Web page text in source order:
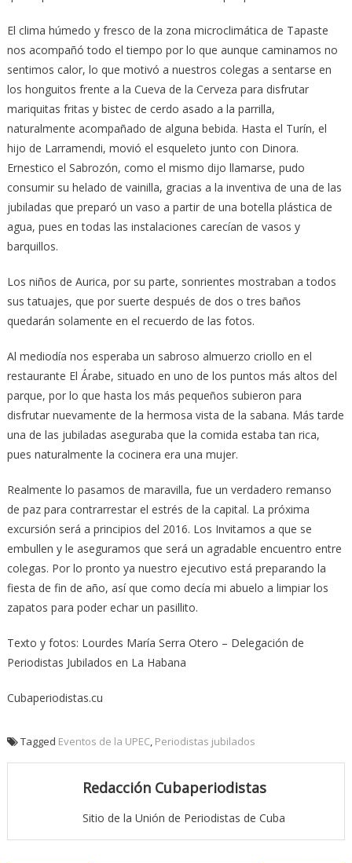
El clima húmedo y fresco de la zona microclimática de Tapaste
nos acompañó todo el tiempo por lo que aunque caminamos no
sentimos calor, lo que motivó a nuestros colegas a sentarse en
los honguitos frente a la Cueva de la Cerveza para disfrutar
mariquitas fritas y bistec de cerdo asado a la parrilla,
naturalmente acompañado de alguna bebida. Hasta el Turín, el
hijo de Larramendi, movió el esqueleto junto con Dinora.
Ernestico el Sabrozón, como el mismo dijo llamarse, pudo
consumir su helado de vainilla, gracias a la inventiva de una de las
jubiladas que preparó un vaso a partir de una botella plástica de
agua, pues en todas las instalaciones carecían de vasos y
barquillos.
Los niños de Aurica, por su parte, sonrientes mostraban a todos
sus tatuajes, que por suerte después de dos o tres baños
quedarán solamente en el recuerdo de las fotos.
Al mediodía nos esperaba un sabroso almuerzo criollo en el
restaurante El Árabe, situado en uno de los puntos más altos del
parque, por lo que hasta los más pequeños subieron para
disfrutar nuevamente de la hermosa vista de la sabana. Más tarde
una de las jubiladas aseguraba que la comida estaba tan rica,
pues naturalmente la cocinera era una mujer.
Realmente lo pasamos de maravilla, fue un verdadero remanso
de paz para contrarrestar el estrés de la capital. La próxima
excursión será a principios del 2016. Los Invitamos a que se
embullen y le aseguramos que será un agradable encuentro entre
colegas. Por lo pronto ya nuestro ejecutivo está preparando la
fiesta de fin de año, así que como decía mi abuelo a limpiar los
zapatos para poder echar un pasillito.
Texto y fotos: Lourdes María Serra Otero – Delegación de
Periodistas Jubilados en La Habana
Cubaperiodistas.cu
Tagged Eventos de la UPEC, Periodistas jubilados
Redacción Cubaperiodistas
Sitio de la Unión de Periodistas de Cuba